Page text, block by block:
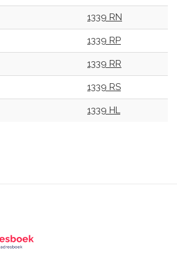
1339 RN
1339 RP
1339 RR
1339 RS
1339 HL